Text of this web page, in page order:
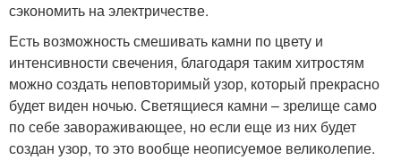
сэкономить на электричестве.
Есть возможность смешивать камни по цвету и
интенсивности свечения, благодаря таким хитростям
можно создать неповторимый узор, который прекрасно
будет виден ночью. Светящиеся камни – зрелище само
по себе завораживающее, но если еще из них будет
создан узор, то это вообще неописуемое великолепие.